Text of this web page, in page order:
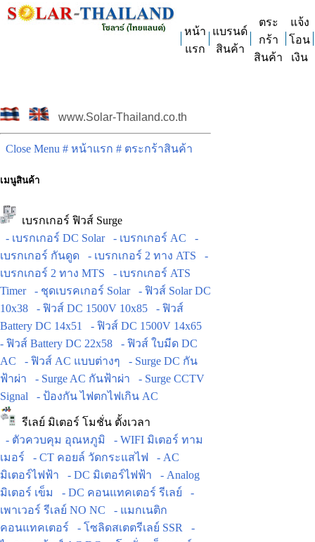
หน้า
แรก
แบรนด์
สินค้า
ตระ
กร้า
สินค้า
แจ้ง
โอน
เงิน
www.Solar-Thailand.co.th
Close Menu # หน้าแรก # ตระกร้าสินค้า
เมนูสินค้า
เบรกเกอร์ ฟิวส์ Surge
- เบรกเกอร์ DC Solar
- เบรกเกอร์ AC
-
เบรกเกอร์ กันดูด
- เบรกเกอร์ 2 ทาง ATS
-
เบรกเกอร์ 2 ทาง MTS
- เบรกเกอร์ ATS
Timer
- ชุดเบรคเกอร์ Solar
- ฟิวส์ Solar DC
10x38
- ฟิวส์ DC 1500V 10x85
- ฟิวส์
Battery DC 14x51
- ฟิวส์ DC 1500V 14x65
- ฟิวส์ Battery DC 22x58
- ฟิวส์ ใบมีด DC
AC
- ฟิวส์ AC แบบต่างๆ
- Surge DC กัน
ฟ้าผ่า
- Surge AC กันฟ้าผ่า
- Surge CCTV
Signal
- ป้องกัน ไฟตกไฟเกิน AC
รีเลย์ มิเตอร์ โมชั่น ตั้งเวลา
- ตัวควบคุม อุณหภูมิ
- WIFI มิเตอร์ ทาม
เมอร์
- CT คอยล์ วัดกระแสไฟ
- AC
มิเตอร์ไฟฟ้า
- DC มิเตอร์ไฟฟ้า
- Analog
มิเตอร์ เข็ม
- DC คอนแทคเตอร์ รีเลย์
-
เพาเวอร์ รีเลย์ NO NC
- แมกเนติก
คอนแทคเตอร์
- โซลิดสเตตรีเลย์ SSR
-